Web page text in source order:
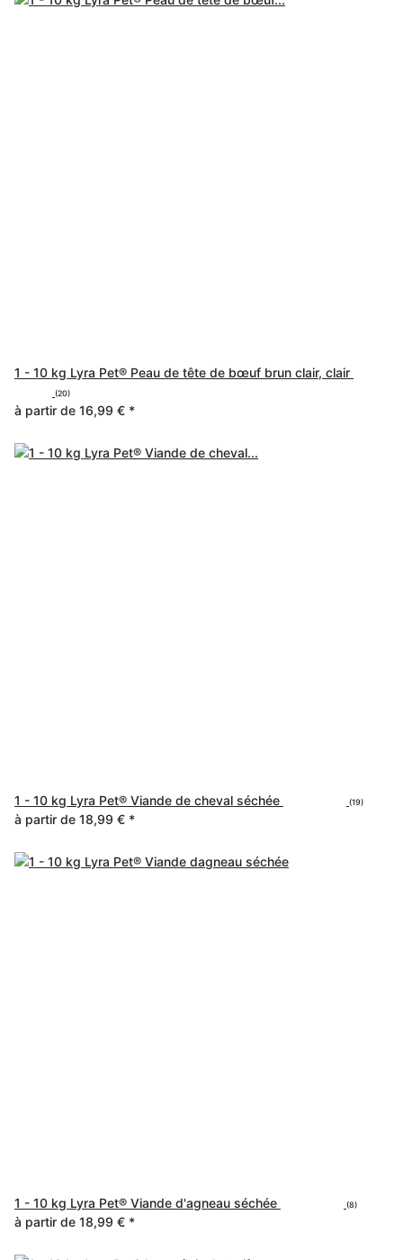
1 - 10 kg Lyra Pet® Peau de tête de bœuf brun clair, clair
(20)
à partir de 16,99 € *
1 - 10 kg Lyra Pet® Viande de cheval séchée (19)
à partir de 18,99 € *
1 - 10 kg Lyra Pet® Viande d'agneau séchée (8)
à partir de 18,99 € *